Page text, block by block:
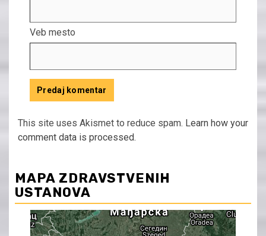
Veb mesto
This site uses Akismet to reduce spam. Learn how your
comment data is processed.
MAPA ZDRAVSTVENIH
USTANOVA